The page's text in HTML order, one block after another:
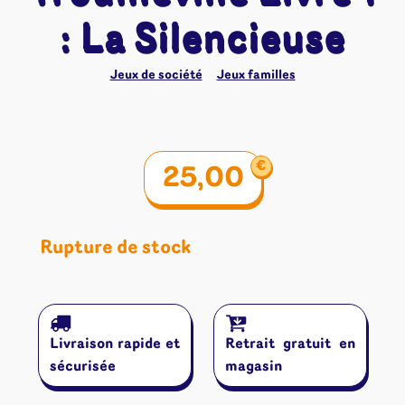
: La Silencieuse
Jeux de société Jeux familles
25,00 €
Rupture de stock
Livraison rapide et
sécurisée
Retrait gratuit en
magasin